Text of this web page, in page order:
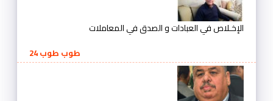
الإخـلاص في العبادات و الصدق في المعاملات
طوب طوب 24